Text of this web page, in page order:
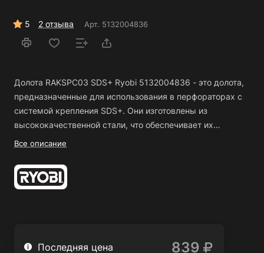
5 2 отзыва Арт. 5132004836
Долота RAKSPC03 SDS+ Ryobi 5132004836 - это долота,
предназначенные для использования в перфораторах с
системой крепления SDS+. Они изготовлены из
высококачественной стали, что обеспечивает их
прочность и долговечность.
обеспечивает быстрое и эффективное сверление
отверстий в различных материалах, включая кирпич,
Все описание
Последняя цена 839